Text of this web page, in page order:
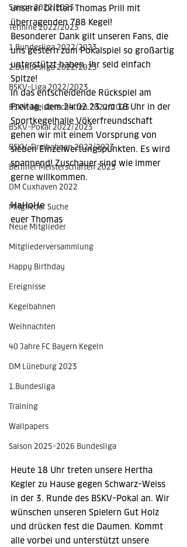
Saison 2022/2023
Termine 2022/2023
1.Bundesliga 2022/2023
2.Bundesliga 2022/2023
BSKV-Liga 2022/2023
BSKV-Meisterschaften 2022/2023
BSKV-Pokal 2022/2023
BSKV-Dreibahnen 2022/2023
Berliner Meisterschaften 2023
DM Cuxhaven 2022
Mitglieder Suche
Neue Mitglieder
Mitgliederversammlung
Happy Birthday
Ereignisse
Kegelbahnen
Weihnachten
40 Jahre FC Bayern Kegeln
DM Lüneburg 2023
1.Bundesliga
Training
Wallpapers
Saison 2025-2026 Bundesliga
unserer Dritten Thomas Prill mit
überragenden 788 Kegel!
Besonderer Dank gilt unseren Fans, die
uns gestern zum Pokalspiel so großartig
unterstützt haben. Ihr seid einfach
Spitze!
In das entscheidende Rückspiel am
Freitag, dem 24.02.23 um 18 Uhr in der
Sportkegelhalle Vökerfreundschaft
gehen wir mit einem Vorsprung von
sieben Einzelwertungspunkten. Es wird
spannend! Zuschauer sind wie immer
gerne willkommen.
HaHoHe
euer Thomas
Heute 18 Uhr treten unsere Hertha
Kegler zu Hause gegen Schwarz-Weiss
in der 3. Runde des BSKV-Pokal an. Wir
wünschen unseren Spielern Gut Holz
und drücken fest die Daumen. Kommt
alle vorbei und unterstützt unsere